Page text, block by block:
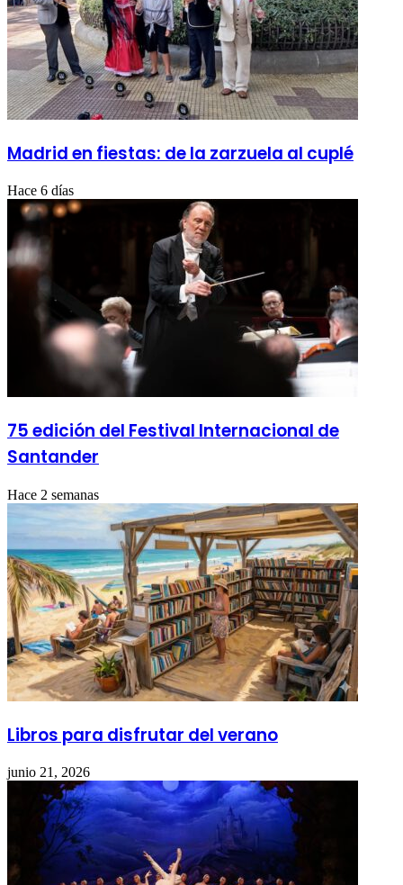
Madrid en fiestas: de la zarzuela al cuplé
Hace 6 días
75 edición del Festival Internacional de
Santander
Hace 2 semanas
Libros para disfrutar del verano
junio 21, 2026